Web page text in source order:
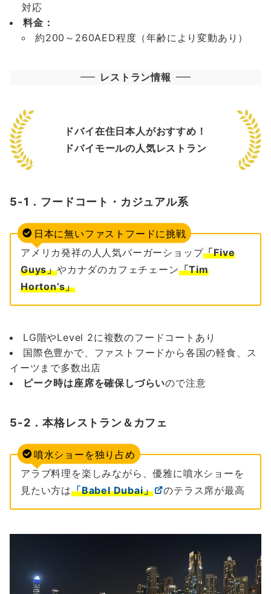
対応
料金：
約200～260AED程度（年齢により変動あり）
レストラン情報
ドバイ在住日本人がおすすめ！
ドバイモールの人気レストラン
5-1．フードコート・カジュアル系
日本に無いファストフードに挑戦
アメリカ発祥の人人気バーガーショップ「Five
Guys」やカナダのカフェチェーン「Tim
Horton’s」
LG階やLevel 2に複数のフードコートあり
国際色豊かで、ファストフードから各国の軽食、ス
イーツまで多数出店
ピーク時は座席を確保しづらいので注意
5-2．本格レストラン＆カフェ
噴水ショーを独り占め
アラブ料理を楽しみながら、優雅に噴水ショーを
見たい方は「Babel Dubai」 のテラス席が最高